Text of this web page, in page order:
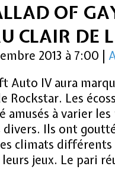
OF
CLAIR DE
2013 à 7:00
Auto IV aura
Rockstar. Les
amusés à varier
divers. Ils ont
climats
jeux. Le pari